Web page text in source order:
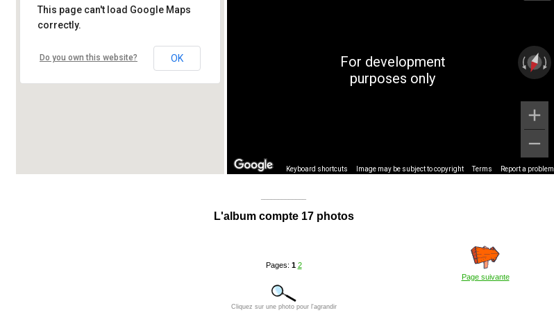
This page can't load Google Maps
correctly.
Do you own this website? OK
For development
purposes only
Keyboard shortcuts Image may be subject to copyright Terms Report a problem
L'album compte 17 photos
Pages: 1 2
Page suivante
Cliquez sur une photo pour l'agrandir